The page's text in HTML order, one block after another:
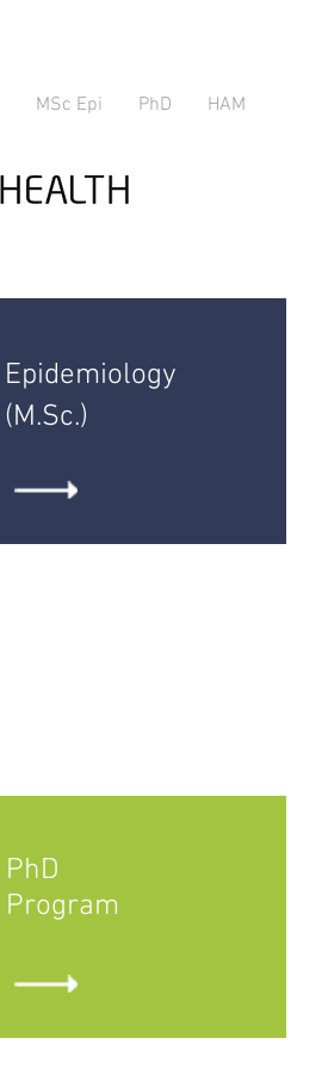
MSc Epi PhD HAM
Epidemiology
(M.Sc.)
PhD
Program